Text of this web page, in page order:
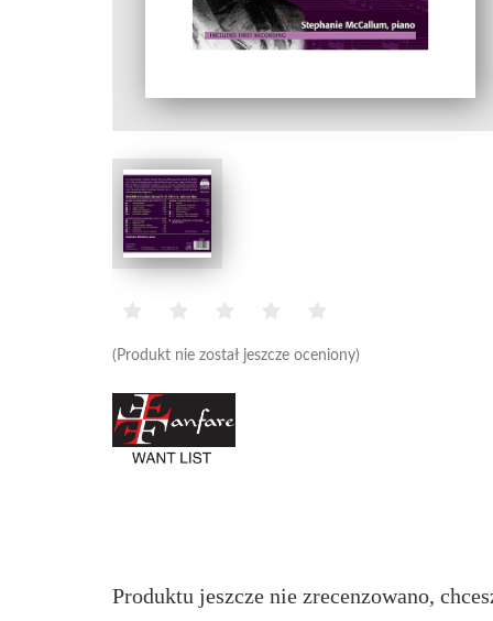
(Produkt nie został jeszcze oceniony)
Produktu jeszcze nie zrecenzowano,